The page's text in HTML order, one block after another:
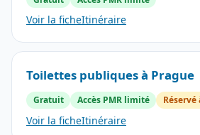
Voir la ficheItinéraire
Toilettes publiques à Prague
Gratuit Accès PMR limité
Voir la ficheItinéraire